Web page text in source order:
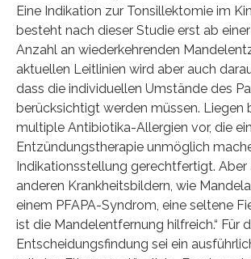
Eine Indikation zur Tonsillektomie im
besteht nach dieser Studie erst ab
Anzahl an wiederkehrenden
aktuellen Leitlinien wird aber auch
dass die individuellen Umstände des
berücksichtigt werden müssen. Liegen
multiple Antibiotika-Allergien vor, die
Entzündungstherapie unmöglich
Indikationsstellung gerechtfertigt. Aber
anderen Krankheitsbildern, wie
einem PFAPA-Syndrom, eine seltene
ist die Mandelentfernung hilfreich.“ Für
Entscheidungsfindung sei ein